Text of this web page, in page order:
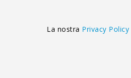
La nostra Privacy Policy